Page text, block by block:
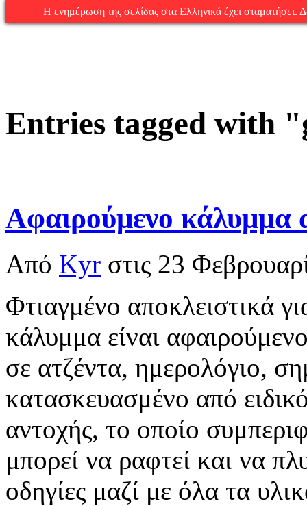
Entries tagged with
Αφαιρούμενο κάλυμμα
Από Kyr στις 23
Φτιαγμένο αποκλειστικά
κάλυμμα είναι
σε ατζέντα, ημερολόγιο,
κατασκευασμένο από
αντοχής, το οποίο
μπορεί να ραφτεί και να
οδηγίες μαζί με όλα τα
Η ενημέρωση της σελίδας στα Ελληνικά έχει σταματήσει.